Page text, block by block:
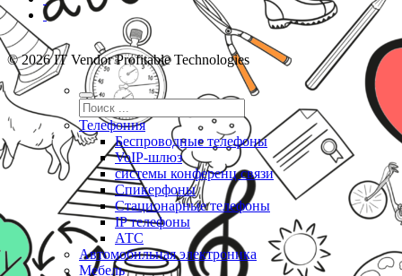
© 2026 IT Vendor Profitable Technologies
Телефония
Беспроводные телефоны
VoIP-шлюз
системы конференц связи
Спикерфоны
Стационарные телефоны
IP телефоны
АТС
Автомобильная электроника
Мебель